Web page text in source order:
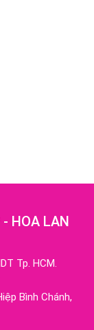
HOA LAN
Tp. HCM.
Bình Chánh,